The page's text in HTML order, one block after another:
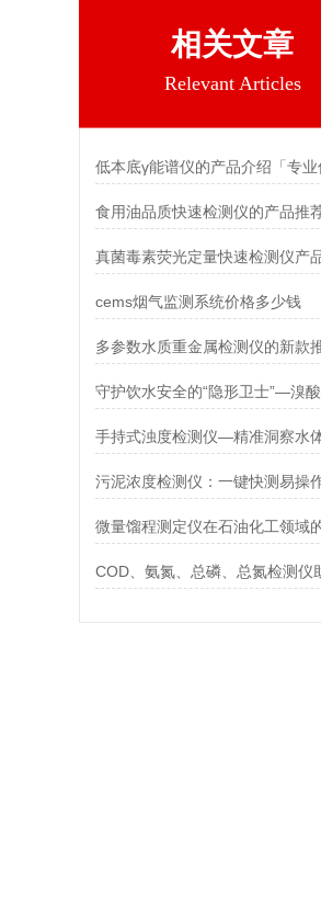
相关文章
Relevant Articles
低本底γ能谱仪的产品介绍「专业
食用油品质快速检测仪的产品推
cems烟气监测系统价格多少钱